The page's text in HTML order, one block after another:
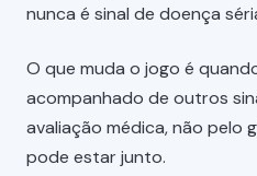
nunca é sinal de doença
O que muda o jogo é
acompanhado de outros
avaliação médica, não pelo
pode estar junto.